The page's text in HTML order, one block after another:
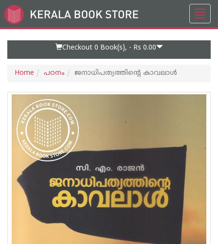
Go
to
Checkout 0 Book(s), - Rs 0.00
Home പഠനം ജനാധിപത്യത്തിന്റെ കാവലാള്‍